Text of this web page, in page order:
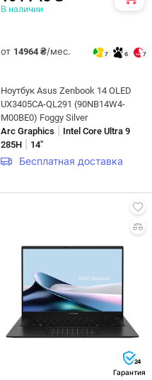
В наличии
от 14964 ₴/мес. 7 6 7
Ноутбук Asus Zenbook 14 OLED
UX3405CA-QL291 (90NB14W4-
M00BE0) Foggy Silver
Arc Graphics
Intel Core Ultra 9
285H
14"
Бесплатная доставка
24
Гарантия